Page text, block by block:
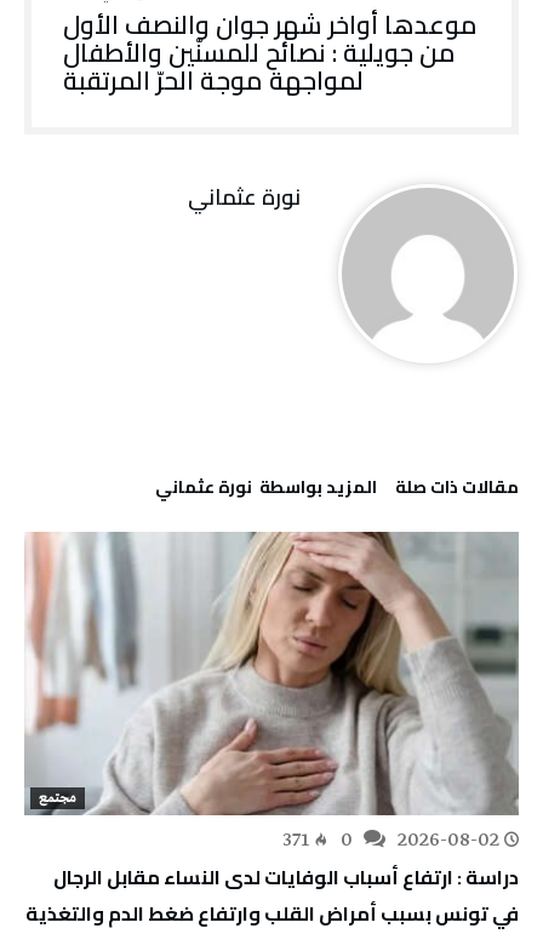
موعدها أواخر شهر جوان والنصف الأول
من جويلية : نصائح للمسنّين والأطفال
لمواجهة موجة الحرّ المرتقبة
نورة‭ ‬عثماني‭
‫مقالات ذات صلة‬ ‫‫المزيد بواسطة‬ ‬ نورة‭ ‬عثماني‭
مجتمع
2026-08-02
371
دراسة : ارتفاع أسباب الوفايات لدى النساء مقابل الرجال
في تونس بسبب أمراض القلب وارتفاع ضغط الدم والتغذية